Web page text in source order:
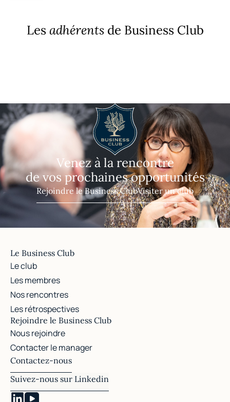
Les adhérents de Business Club
Venez à la rencontre
de vos prochaines opportunités
Rejoindre le Business ClubVisiter un club
Le Business Club
Le club
Les membres
Nos rencontres
Les rétrospectives
Rejoindre le Business Club
Nous rejoindre
Contacter le manager
Contactez-nous
Suivez-nous sur Linkedin